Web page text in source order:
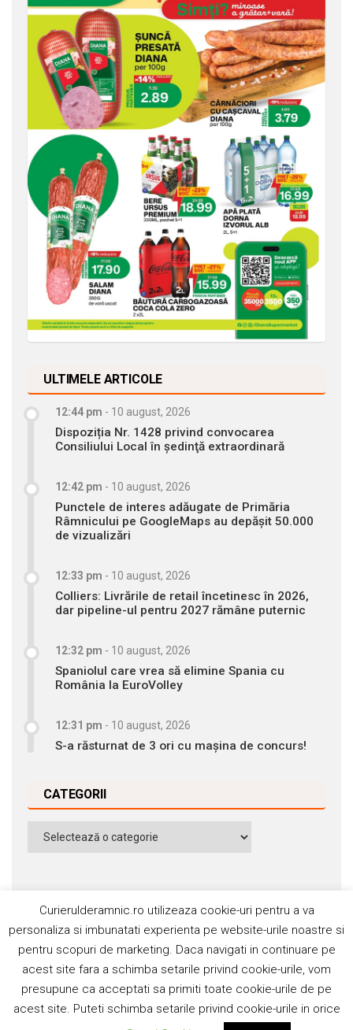
ULTIMELE ARTICOLE
12:44 pm - 10 august, 2026
Dispoziția Nr. 1428 privind convocarea
Consiliului Local în şedinţă extraordinară
12:42 pm - 10 august, 2026
Punctele de interes adăugate de Primăria
Râmnicului pe GoogleMaps au depășit 50.000
de vizualizări
12:33 pm - 10 august, 2026
Colliers: Livrările de retail încetinesc în 2026,
dar pipeline-ul pentru 2027 rămâne puternic
12:32 pm - 10 august, 2026
Spaniolul care vrea să elimine Spania cu
România la EuroVolley
12:31 pm - 10 august, 2026
S-a răsturnat de 3 ori cu mașina de concurs!
CATEGORII
Categorii
©2006-2020 Silviu Popescu. Toate drepturile rezervate. ISSN:
Curierulderamnic.ro utilizeaza cookie-uri pentru a va
personaliza si imbunatati experienta pe website-urile noastre si
pentru scopuri de marketing. Daca navigati in continuare pe
acest site fara a schimba setarile privind cookie-urile, vom
presupune ca acceptati sa primiti toate cookie-urile de pe
acest site. Puteti schimba setarile privind cookie-urile in orice